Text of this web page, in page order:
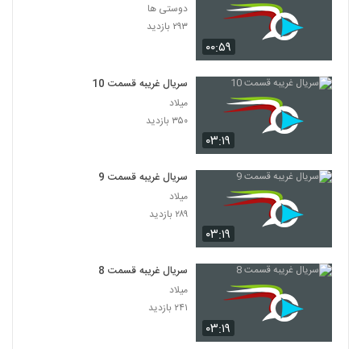
۰۰:۵۹
دوستی ها
۲۹۳ بازدید
۰۳:۱۹
سریال غریبه قسمت 10
میلاد
۳۵۰ بازدید
۰۳:۱۹
سریال غریبه قسمت 9
میلاد
۲۸۹ بازدید
۰۳:۱۹
سریال غریبه قسمت 8
میلاد
۲۴۱ بازدید